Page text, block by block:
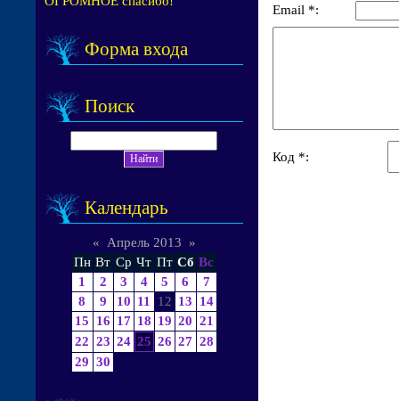
Форма входа
Поиск
Календарь
« Апрель 2013
»
Пн Вт Ср Чт Пт Сб Вс
1
2 3 4 5 6
7
8
9 10 11 12 13
14
15
16 17 18 19 20 21
22 23 24 25 26 27 28
29 30
Email *:
Код *: